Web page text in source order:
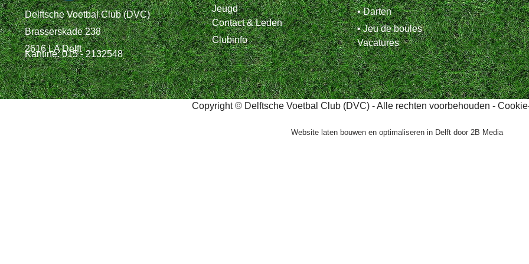
Delftsche Voetbal Club (DVC)
Brasserskade 238
2616 LA Delft
Kantine: 015 - 2132548
Jeugd
Contact & Leden
Clubinfo
• Darten
• Jeu de boules
Vacatures
Copyright © Delftsche Voetbal Club (DVC) - Alle rechten voorbehouden -
Website laten bouwen en optimaliseren in Delft door 2B Media